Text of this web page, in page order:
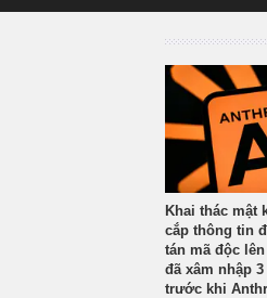
Khai thác mật
cắp thông tin
tán mã độc
đã xâm nhập
trước khi